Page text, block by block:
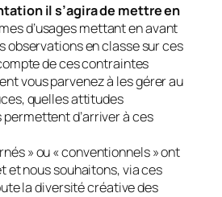
il s’agira de mettre en
d’usages mettant en avant
observations en classe sur ces
de ces contraintes
vous parvenez à les gérer au
quelles attitudes
d’arriver à ces
» ou «conventionnels» ont
et nous souhaitons, via ces
la diversité créative des